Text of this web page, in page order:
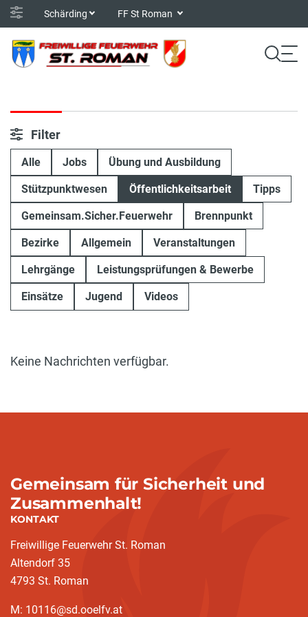
Schärding FF St Roman
Filter
Alle Jobs Übung und Ausbildung
Stützpunktwesen Öffentlichkeitsarbeit Tipps
Gemeinsam.Sicher.Feuerwehr Brennpunkt
Bezirke Allgemein Veranstaltungen
Lehrgänge Leistungsprüfungen & Bewerbe
Einsätze Jugend Videos
Keine Nachrichten verfügbar.
Gemeinsam für Sicherheit und
Zusammenhalt!
KONTAKT
Freiwillige Feuerwehr St. Roman
Altendorf 35
4793 St. Roman
M: 10116@sd.ooelfv.at